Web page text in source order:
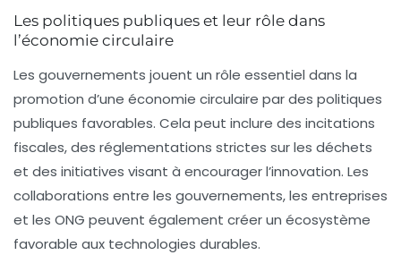
Les politiques publiques et leur rôle dans
l’économie circulaire
Les gouvernements jouent un rôle essentiel dans la
promotion d’une économie circulaire par des politiques
publiques favorables. Cela peut inclure des incitations
fiscales, des réglementations strictes sur les déchets
et des initiatives visant à encourager l’innovation. Les
collaborations entre les gouvernements, les entreprises
et les ONG peuvent également créer un écosystème
favorable aux technologies durables.